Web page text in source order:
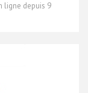
ligne depuis 9